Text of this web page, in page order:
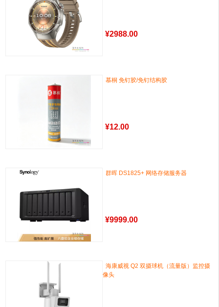
¥2988.00
慕桐 免钉胶/免钉结构胶
¥12.00
群晖 DS1825+ 网络存储服务器
¥9999.00
海康威视 Q2 双摄球机（流量版）监控摄
像头